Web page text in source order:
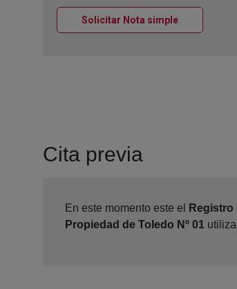
Solicitar Nota simpleVentana
Cita previa
En este momento este el Registro
Propiedad de Toledo Nº 01